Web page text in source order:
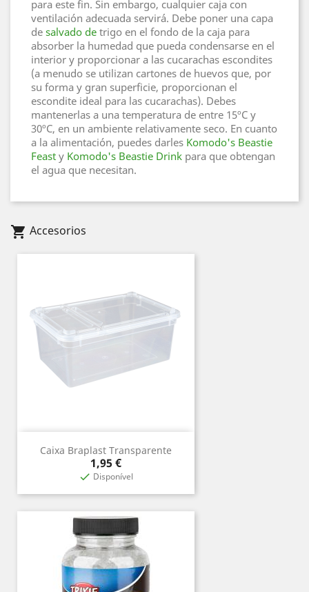
para este fin. Sin embargo, cualquier caja con
ventilación adecuada servirá. Debe poner una capa
de salvado de trigo en el fondo de la caja para
absorber la humedad que pueda condensarse en el
interior y proporcionar a las cucarachas escondites
(a menudo se utilizan cartones de huevos que, por
su forma y gran superficie, proporcionan el
escondite ideal para las cucarachas). Debes
mantenerlas a una temperatura de entre 15ºC y
30ºC, en un ambiente relativamente seco. En cuanto
a la alimentación, puedes darles Komodo's Beastie
Feast y Komodo's Beastie Drink para que obtengan
el agua que necesitan.
shopping_cart Accesorios
Caixa Braplast Transparente
Precio
1,95 €
 Disponível